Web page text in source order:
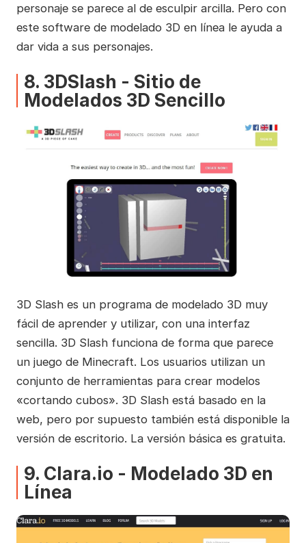
personaje se parece al de esculpir arcilla. Pero con
este software de modelado 3D en línea le ayuda a
dar vida a sus personajes.
8. 3DSlash - Sitio de
Modelados 3D Sencillo
3D Slash es un programa de modelado 3D muy
fácil de aprender y utilizar, con una interfaz
sencilla. 3D Slash funciona de forma que parece
un juego de Minecraft. Los usuarios utilizan un
conjunto de herramientas para crear modelos
«cortando cubos». 3D Slash está basado en la
web, pero por supuesto también está disponible la
versión de escritorio. La versión básica es gratuita.
9. Clara.io - Modelado 3D en
Línea